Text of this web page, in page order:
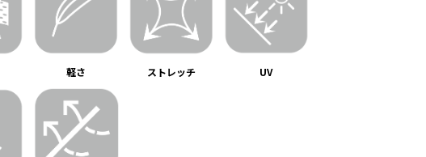
軽さ ストレッチ UV